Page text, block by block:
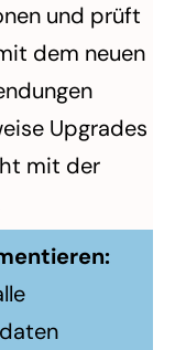
und prüft
dem neuen
Upgrades
mit der